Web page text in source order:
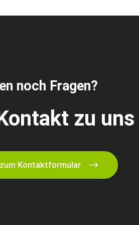
noch Fragen?
zu
Kontaktformular